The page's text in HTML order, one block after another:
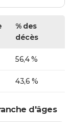
% des
décès
56,4 %
43,6 %
d'âges